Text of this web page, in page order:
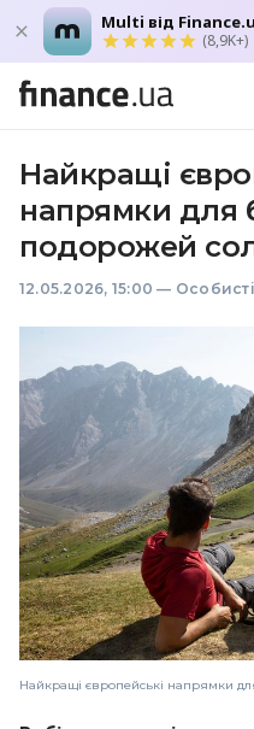
Multi від
(8,9K+)
Найкращі
напрямки для
подорожей
12.05.2026, 15:00 —
Найкращі європейські напрямки